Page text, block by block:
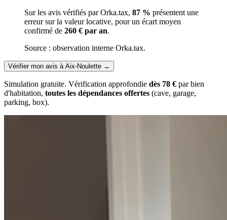
Sur les avis vérifiés par Orka.tax, 87 % présentent une
erreur sur la valeur locative, pour un écart moyen
confirmé de 260 € par an.
Source : observation interne Orka.tax.
Vérifier mon avis à Aix-Noulette →
Simulation gratuite. Vérification approfondie dès 78 € par bien
d'habitation, toutes les dépendances offertes (cave, garage,
parking, box).